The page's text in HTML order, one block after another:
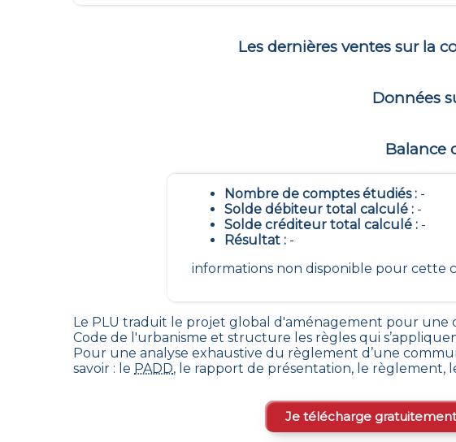
Les dernières ventes sur la
Données
Balance
Nombre de comptes étudiés : -
Solde débiteur total calculé : -
Solde créditeur total calculé : -
Résultat : -
informations non disponible pour cette
Le PLU traduit le projet global d'aménagement pour une
Code de l'urbanisme et structure les règles qui
Pour une analyse exhaustive du règlement d’une
savoir : le PADD, le rapport de présentation, le règlement,
Je télécharge